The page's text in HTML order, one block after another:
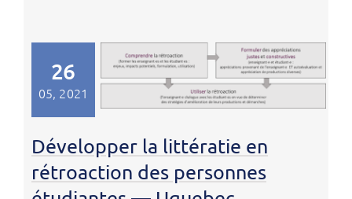
26
05, 2021
Développer la littératie en
rétroaction des personnes